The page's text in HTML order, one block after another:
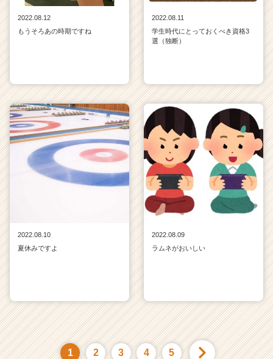
2022.08.12
もうそろあの時期ですね
2022.08.11
学生時代にとっておくべき資格3
選（独断）
2022.08.10
夏休みですよ
2022.08.09
ラムネがおいしい
1 2 3 4 5